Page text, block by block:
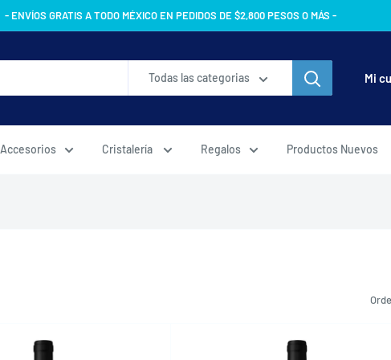
- ENVÍOS GRATIS A TODO MÉXICO EN PEDIDOS DE $2,800 PESOS O MÁS -
Todas las categorias
Mi
Accesorios Cristalería Regalos Productos Nuevos